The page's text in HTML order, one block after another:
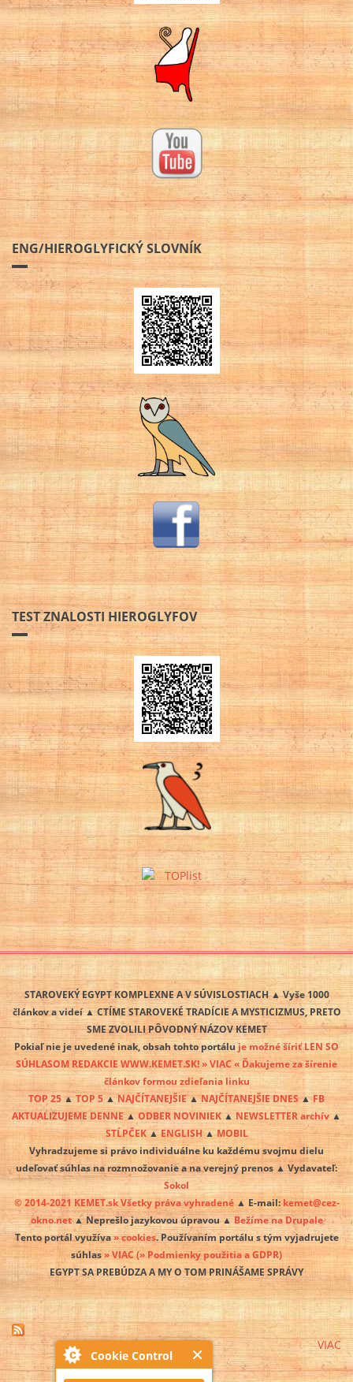
Cookie Control
ENG/HIEROGLYFICKÝ SLOVNÍK
TEST ZNALOSTI HIEROGLYFOV
STAROVEKÝ EGYPT KOMPLEXNE A V SÚVISLOSTIACH ▲ Vyše 1000
článkov a videí ▲ CTÍME STAROVEKÉ TRADÍCIE A MYSTICIZMUS, PRETO
SME ZVOLILI PÔVODNÝ NÁZOV KEMET
Pokiaľ nie je uvedené inak, obsah tohto portálu je možné šíriť LEN SO
SÚHLASOM REDAKCIE WWW.KEMET.SK! » VIAC « Ďakujeme za šírenie
článkov formou zdieľania linku
TOP 25 ▲ TOP 5▲NAJČÍTANEJŠIE▲NAJČÍTANEJŠIE DNES ▲FB
AKTUALIZUJEME DENNE▲ODBER NOVINIEK▲NEWSLETTER archív ▲
STĹPČEK▲ENGLISH▲MOBIL
Vyhradzujeme si právo individuálne ku každému svojmu dielu
udeľovať súhlas na rozmnožovanie a na verejný prenos ▲ Vydavateľ:
Sokol
© 2014-2021 KEMET.sk Všetky práva vyhradené▲ E-mail: kemet@cez-
okno.net▲ Neprešlo jazykovou úpravou ▲Bežíme na Drupale
Tento portál využíva» cookies. Používaním portálu s tým vyjadrujete
súhlas» VIAC(» Podmienky použitia a GDPR)
EGYPT SA PREBÚDZA A MY O TOM PRINÁŠAME SPRÁVY
VIAC